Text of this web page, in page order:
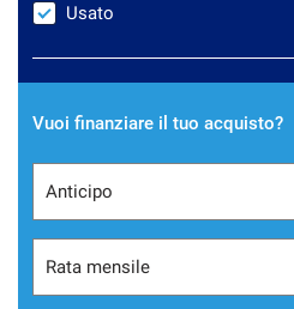
Usato
Vuoi finanziare il tuo acquisto?
tracciamento
che
adottiamo
per
le
svolgere
le
seguito